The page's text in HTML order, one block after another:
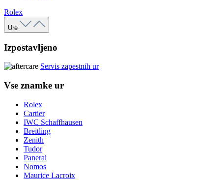
Rolex
Ure
Izpostavljeno
Servis zapestnih ur
Vse znamke ur
Rolex
Cartier
IWC Schaffhausen
Breitling
Zenith
Tudor
Panerai
Nomos
Maurice Lacroix